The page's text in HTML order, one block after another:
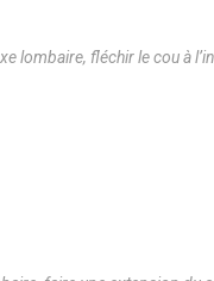
lombaire, fléchir le cou à